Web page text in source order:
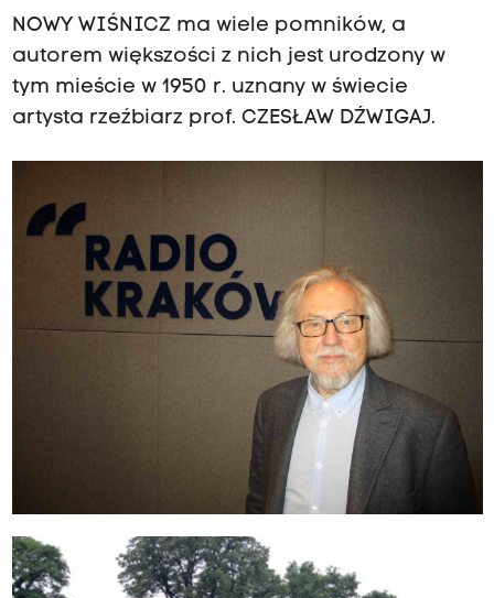
NOWY WIŚNICZ ma wiele pomników, a
autorem większości z nich jest urodzony w
tym mieście w 1950 r. uznany w świecie
artysta rzeźbiarz prof. CZESŁAW DŹWIGAJ.